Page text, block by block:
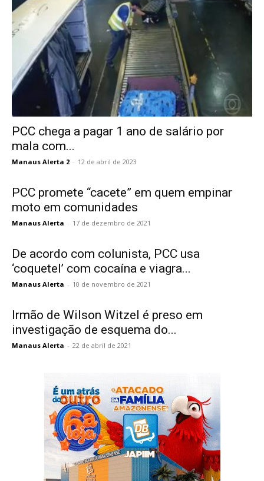
PCC chega a pagar 1 ano de salário por
mala com...
Manaus Alerta 2 - 12 de abril de 2023
PCC promete “cacete” em quem empinar
moto em comunidades
Manaus Alerta - 17 de dezembro de 2021
De acordo com colunista, PCC usa
‘coquetel’ com cocaína e viagra...
Manaus Alerta - 10 de novembro de 2021
Irmão de Wilson Witzel é preso em
investigação de esquema do...
Manaus Alerta - 22 de abril de 2021